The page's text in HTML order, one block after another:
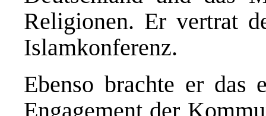
Religionen. Er vertrat
Islamkonferenz.
Ebenso brachte er das
Engagement der